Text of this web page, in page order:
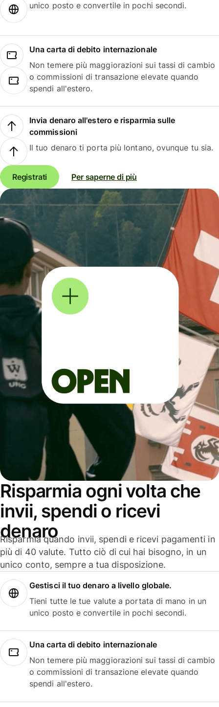
unico posto e convertile in pochi secondi.
Una carta di debito internazionale
Non temere più maggiorazioni sui tassi di cambio
o commissioni di transazione elevate quando
spendi all'estero.
Invia denaro all'estero e risparmia sulle
commissioni
Il tuo denaro ti porta più lontano, ovunque tu sia.
Registrati Per saperne di più
Risparmia ogni volta che
invii, spendi o ricevi
denaro
Risparmia quando invii, spendi e ricevi pagamenti in
più di 40 valute. Tutto ciò di cui hai bisogno, in un
unico conto, sempre a tua disposizione.
Gestisci il tuo denaro a livello globale.
Tieni tutte le tue valute a portata di mano in un
unico posto e convertile in pochi secondi.
Una carta di debito internazionale
Non temere più maggiorazioni sui tassi di cambio
o commissioni di transazione elevate quando
spendi all'estero.